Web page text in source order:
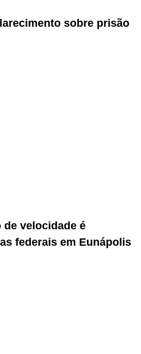
sobre prisão
de velocidade é
federais em Eunápolis